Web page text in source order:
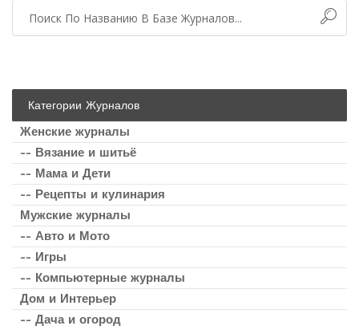
Категории Журналов
Женские журналы
-- Вязание и шитьё
-- Мама и Дети
-- Рецепты и кулинария
Мужские журналы
-- Авто и Мото
-- Игры
-- Компьютерные журналы
Дом и Интерьер
-- Дача и огород